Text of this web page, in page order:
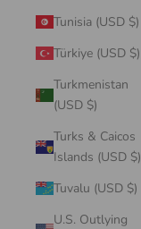
Tunisia (USD $)
Türkiye (USD $)
Turkmenistan
(USD $)
Turks & Caicos
Islands (USD $)
Tuvalu (USD $)
U.S. Outlying